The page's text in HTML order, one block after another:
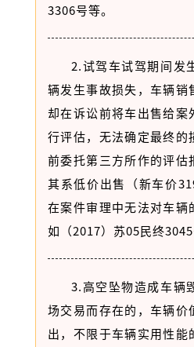
3306号等。
2.试驾车试驾期间发
辆发生事故损失，车辆销
却在诉讼前将车出售给
行评估，无法确定最终的
前委托第三方所作的评估
其系低价出售（新车价
在案件审理中无法对车辆
如（2017）苏05民终3045
3.高空坠物造成车辆
场交易而存在的，车辆
出，不限于车辆实用性